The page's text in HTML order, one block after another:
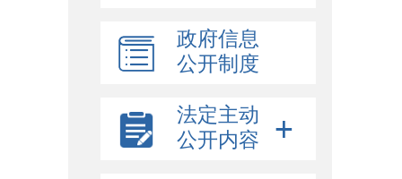
政府信息
公开制度
法定主动
公开内容